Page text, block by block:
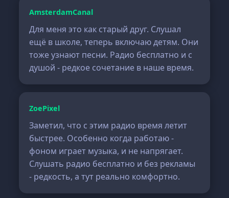
AmsterdamCanal
Для меня это как старый друг. Слушал
ещё в школе, теперь включаю детям. Они
тоже узнают песни. Радио бесплатно и с
душой - редкое сочетание в наше время.
ZoePixel
Заметил, что с этим радио время летит
быстрее. Особенно когда работаю -
фоном играет музыка, и не напрягает.
Слушать радио бесплатно и без рекламы
- редкость, а тут реально комфортно.